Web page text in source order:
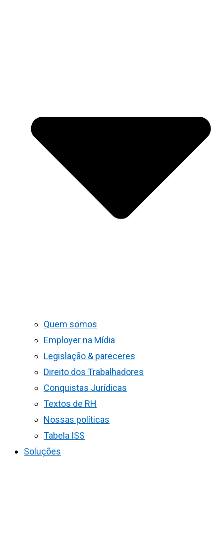
Quem somos
Employer na Mídia
Legislação & pareceres
Direito dos Trabalhadores
Conquistas Jurídicas
Textos de RH
Nossas políticas
Tabela ISS
Soluções